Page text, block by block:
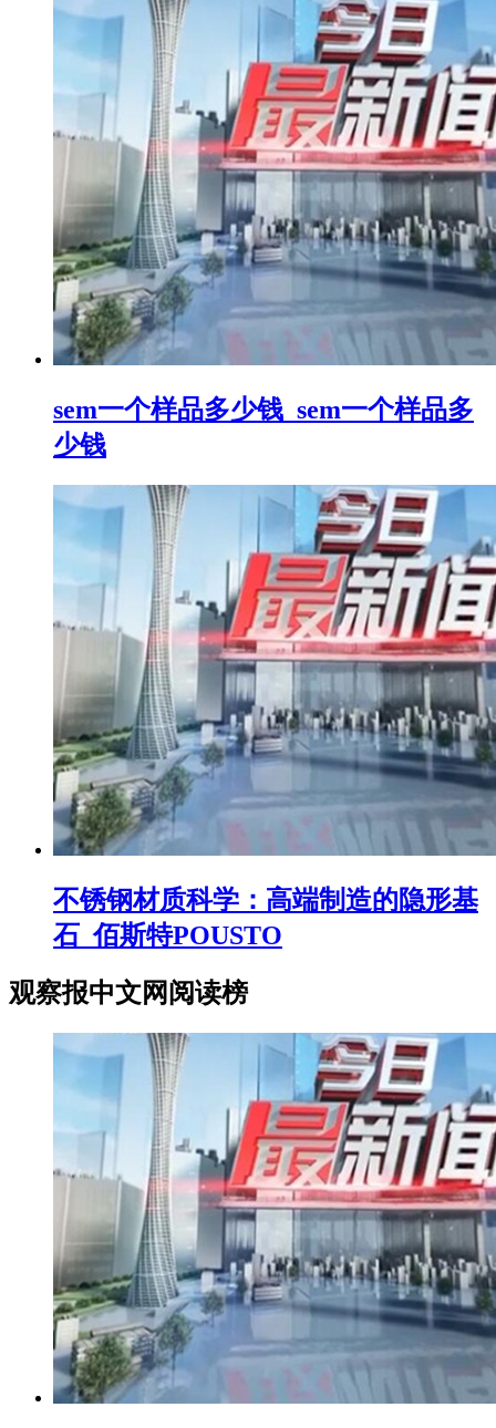
sem一个样品多少钱_sem一个样品多
少钱
不锈钢材质科学：高端制造的隐形基
石_佰斯特POUSTO
观察报中文网阅读榜